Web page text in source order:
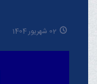
02 شهریور 1404